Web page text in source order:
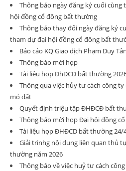
Thông báo ngày đăng ký cuối
hội đồng cổ đông bất thường
Thông báo thay đổi ngày đăng ký
tham dự đại hội đồng cổ đông bất
Báo cáo KQ Giao dịch Phạm Duy Tân
Thông báo mời họp
Tài liệu họp ĐhĐCĐ bất thường
Thông qua việc hủy tư cách công
mỏ đất
Quyết định triệu tập ĐHĐCĐ bất
Thông báo mời họp Đại hội đồng
Tài liệu họp ĐHĐCD bất thường 24/
Giải trinhg nội dung liên quan thủ
thường năm 2026
Thông báo về việc huỷ tư cách